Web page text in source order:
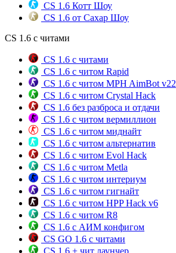
CS 1.6 Котт Шоу
CS 1.6 от Сахар Шоу
CS 1.6 с читами
CS 1.6 с читами
CS 1.6 с читом Rapid
CS 1.6 с читом MPH AimBot v22
CS 1.6 с читом Crystal Hack
CS 1.6 без разброса и отдачи
CS 1.6 с читом вермиллион
CS 1.6 с читом миднайт
CS 1.6 с читом альтернатив
CS 1.6 с читом Evol Hack
CS 1.6 с читом Metla
CS 1.6 с читом интериум
CS 1.6 с читом гигнайт
CS 1.6 с читом HPP Hack v6
CS 1.6 с читом R8
CS 1.6 с АИМ конфигом
CS GO 1.6 с читами
CS 1.6 + чит лаунчер